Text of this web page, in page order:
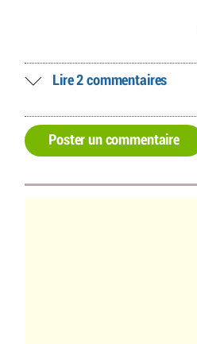
Lire 2 commentaires
Poster un commentaire